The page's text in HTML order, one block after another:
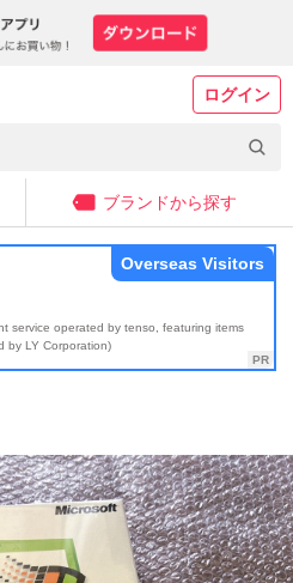
ログイン
ブランドから探す
service operated by tenso, featuring items
by LY Corporation)
Overseas Visitors